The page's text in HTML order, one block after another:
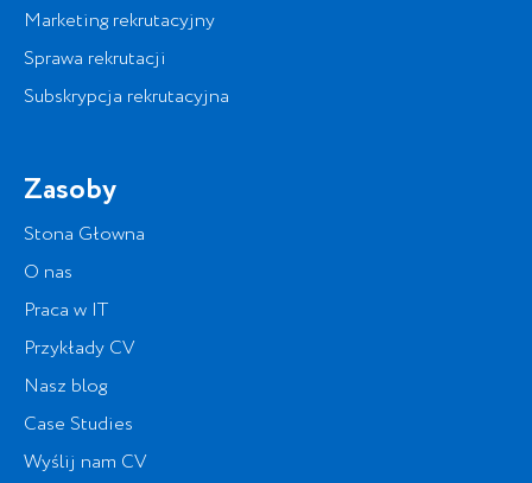
Marketing rekrutacyjny
Sprawa rekrutacji
Subskrypcja rekrutacyjna
Zasoby
Stona Głowna
O nas
Praca w IT
Przykłady CV
Nasz blog
Case Studies
Wyślij nam CV